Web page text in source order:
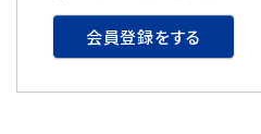
ギフト
会員登録をする